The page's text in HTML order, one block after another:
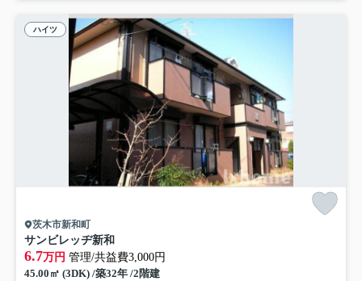
ハイツ
茨木市新和町
サンビレッヂ新和
6.7万円 管理/共益費3,000円
45.00㎡ (3DK) /築32年 /2階建